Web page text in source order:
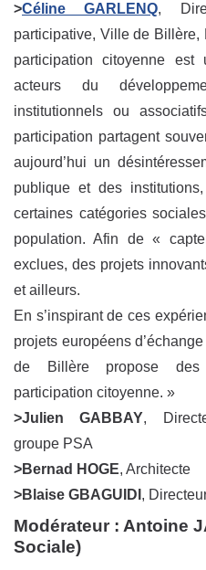
>Céline GARLENQ,
participative, Ville de Billère,
participation citoyenne
acteurs du
institutionnels ou
participation partagent
aujourd’hui un
publique et des
certaines catégories
population. Afin de «
exclues, des projets
et ailleurs.
En s’inspirant de ces
projets européens
de Billère propose des
participation citoyenne. »
>Julien GABBAY,
groupe PSA
>Bernad HOGE, Architecte
>Blaise GBAGUIDI ,
Modérateur : Antoine
Sociale)